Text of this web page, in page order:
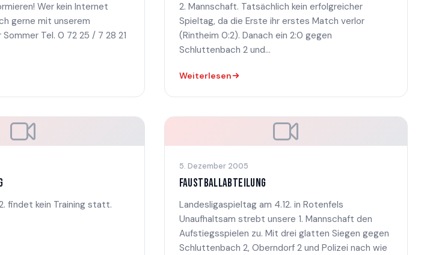
Wer kein Internet
gerne mit unserem
Tel. 0 72 25 / 7 28 21
2. Mannschaft. Tatsächlich kein erfolgreicher
Spieltag, da die Erste ihr erstes Match verlor
(Rintheim 0:2). Danach ein 2:0 gegen
Schluttenbach 2 und...
Weiterlesen
findet kein Training statt.
5. Dezember 2005
FAUSTBALLABTEILUNG
Landesligaspieltag am 4.12. in Rotenfels
Unaufhaltsam strebt unsere 1. Mannschaft den
Aufstiegsspielen zu. Mit drei glatten Siegen gegen
Schluttenbach 2, Oberndorf 2 und Polizei nach wie